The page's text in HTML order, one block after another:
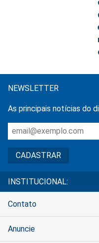
NEWSLETTER
As principais notícias do
INSTITUCIONAL:
Contato
Anuncie